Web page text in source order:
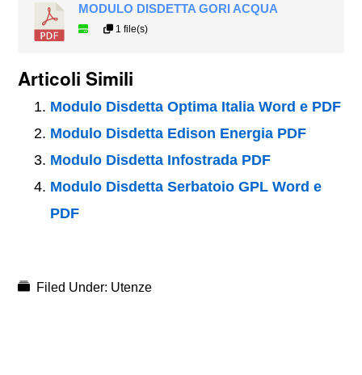
MODULO DISDETTA GORI ACQUA
1 file(s)
Articoli Simili
Modulo Disdetta Optima Italia Word e PDF
Modulo Disdetta Edison Energia PDF
Modulo Disdetta Infostrada PDF
Modulo Disdetta Serbatoio GPL Word e
PDF
Filed Under: Utenze